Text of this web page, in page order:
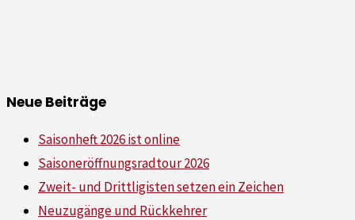
Neue Beiträge
Saisonheft 2026 ist online
Saisoneröffnungsradtour 2026
Zweit- und Drittligisten setzen ein Zeichen
Neuzugänge und Rückkehrer